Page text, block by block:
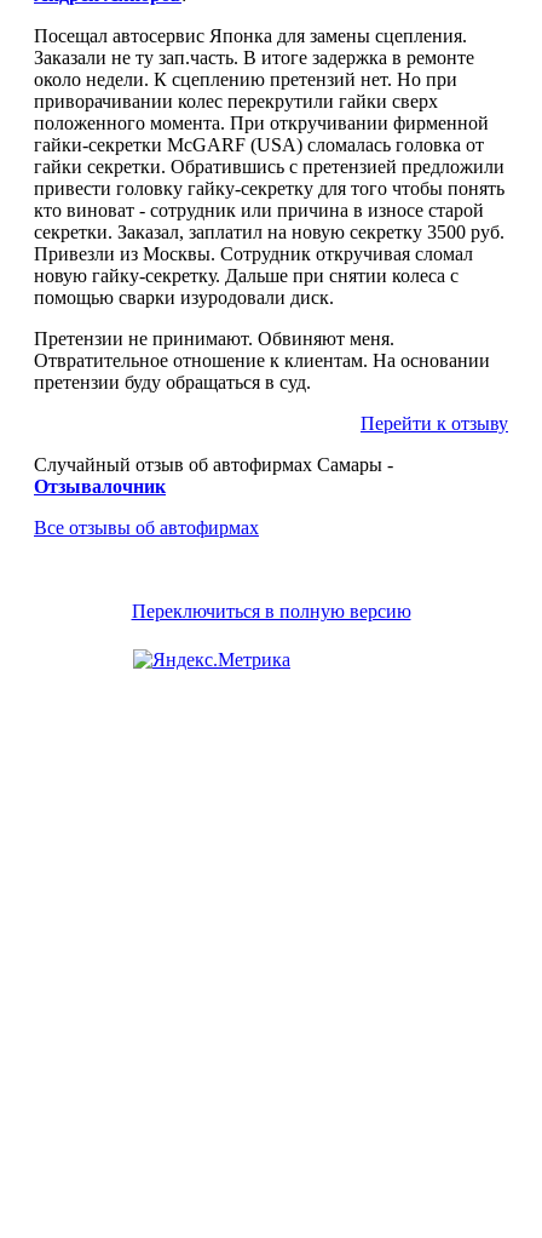
Посещал автосервис Японка для замены сцепления.
Заказали не ту зап.часть. В итоге задержка в ремонте
около недели. К сцеплению претензий нет. Но при
приворачивании колес перекрутили гайки сверх
положенного момента. При откручивании фирменной
гайки-секретки McGARF (USA) сломалась головка от
гайки секретки. Обратившись с претензией предложили
привести головку гайку-секретку для того чтобы понять
кто виноват - сотрудник или причина в износе старой
секретки. Заказал, заплатил на новую секретку 3500 руб.
Привезли из Москвы. Сотрудник откручивая сломал
новую гайку-секретку. Дальше при снятии колеса с
помощью сварки изуродовали диск.
Претензии не принимают. Обвиняют меня.
Отвратительное отношение к клиентам. На основании
претензии буду обращаться в суд.
Перейти к отзыву
Случайный отзыв об автофирмах Самары -
Отзывалочник
Все отзывы об автофирмах
Переключиться в полную версию